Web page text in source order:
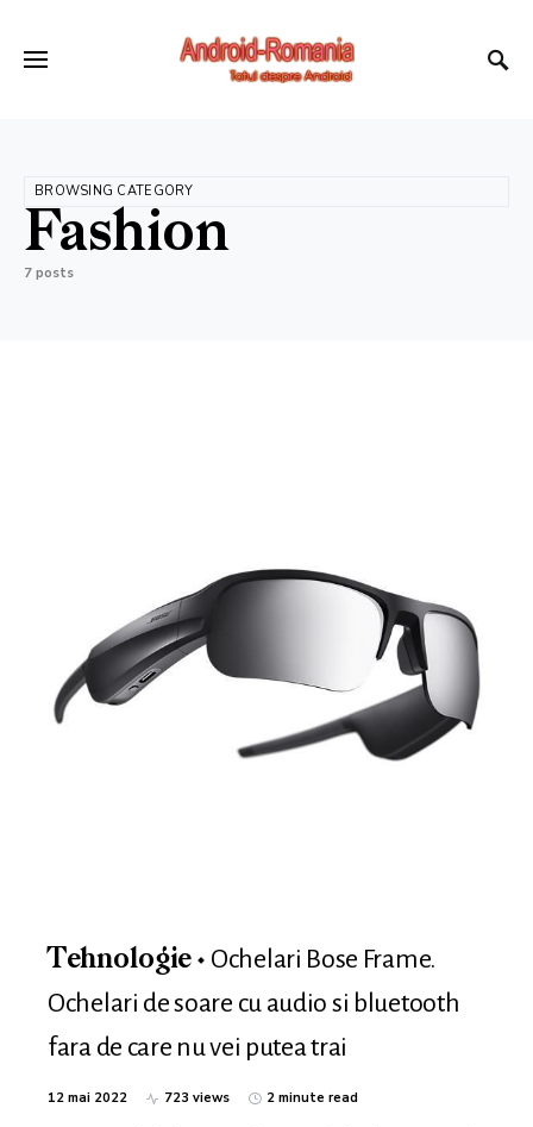
BROWSING CATEGORY
Fashion
7 posts
Tehnologie
Ochelari Bose Frame.
Ochelari de soare cu audio si bluetooth
fara de care nu vei putea trai
12 mai 2022 723 views 2 minute read